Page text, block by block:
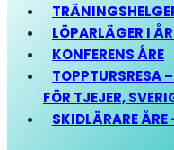
LÖPARLÄGER I
KONFERENS ÅRE
TOPPTURSRESA
FÖR TJEJER,
SKIDLÄRARE